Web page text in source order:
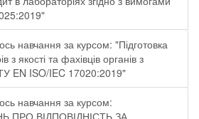
навчання за курсом: "Підготовка
з якості та фахівців органів з
EN ISO/IEC 17020:2019"
навчання за курсом:
ПРО ВІДПОВІДНІСТЬ ЗА